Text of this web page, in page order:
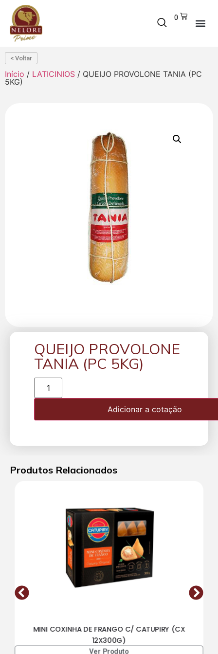
0
< Voltar
Início / LATICINIOS / QUEIJO PROVOLONE TANIA (PC
5KG)
QUEIJO PROVOLONE
TANIA (PC 5KG)
Adicionar a cotação
Produtos Relacionados
MINI COXINHA DE FRANGO C/ CATUPIRY (CX
12X300G)
Ver Produto